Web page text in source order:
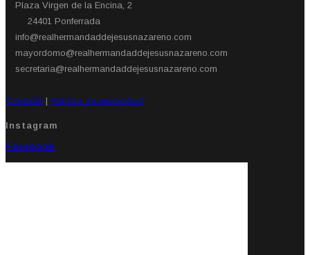
Plaza Virgen de la Encina, 2
24401 Ponferrada​
info@realhermandaddejesusnazareno.com
mayordomo@realhermandaddejesusnazareno.com
secretaria@realhermandaddejesusnazareno.com
Contacto | Política de privacidad
Instagram
Facebook